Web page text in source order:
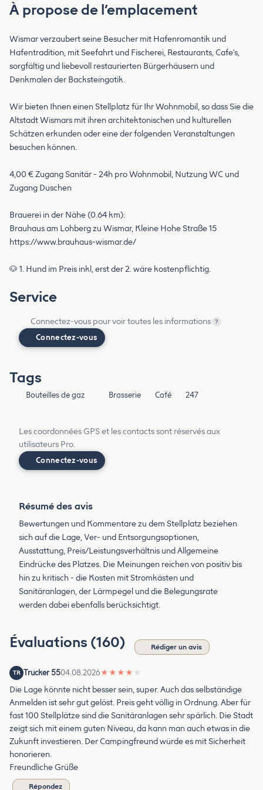
À propose de l’emplacement
Wismar verzaubert seine Besucher mit Hafenromantik und
Hafentradition, mit Seefahrt und Fischerei, Restaurants, Cafe's,
sorgfältig und liebevoll restaurierten Bürgerhäusern und
Denkmalen der Backsteingotik.
Wir bieten Ihnen einen Stellplatz für Ihr Wohnmobil, so dass Sie die
Altstadt Wismars mit ihren architektonischen und kulturellen
Schätzen erkunden oder eine der folgenden Veranstaltungen
besuchen können.
4,00 € Zugang Sanitär - 24h pro Wohnmobil, Nutzung WC und
Zugang Duschen
Brauerei in der Nähe (0.64 km):
Brauhaus am Lohberg zu Wismar, Kleine Hohe Straße 15
https://www.brauhaus-wismar.de/
🐶 1. Hund im Preis inkl, erst der 2. wäre kostenpflichtig.
Service
Connectez-vous pour voir toutes les informations ?
Connectez-vous
Tags
Bouteilles de gaz Brasserie Café 247
Les coordonnées GPS et les contacts sont réservés aux
utilisateurs Pro.
Connectez-vous
Résumé des avis
Bewertungen und Kommentare zu dem Stellplatz beziehen
sich auf die Lage, Ver- und Entsorgungsoptionen,
Ausstattung, Preis/Leistungsverhältnis und Allgemeine
Eindrücke des Platzes. Die Meinungen reichen von positiv bis
hin zu kritisch - die Kosten mit Stromkästen und
Sanitäranlagen, der Lärmpegel und die Belegungsrate
werden dabei ebenfalls berücksichtigt.
Évaluations (160) Rédiger un avis
TR Trucker 5504.08.2026★ ★ ★ ★ ★
Die Lage könnte nicht besser sein, super. Auch das selbständige
Anmelden ist sehr gut gelöst. Preis geht völlig in Ordnung. Aber für
fast 100 Stellplätze sind die Sanitäranlagen sehr spärlich. Die Stadt
zeigt sich mit einem guten Niveau, da kann man auch etwas in die
Zukunft investieren. Der Campingfreund würde es mit Sicherheit
honorieren.
Freundliche Grüße
Répondez